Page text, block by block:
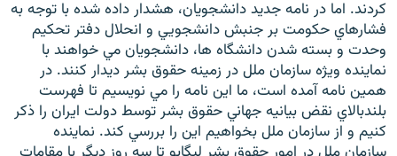
کردند. اما در نامه جديد دانشجويان، هشدار داده شده با توجه به
فشارهاي حکومت بر جنبش دانشجويي و انحلال دفتر تحکيم
وحدت و بسته شدن دانشگاه ها، دانشجويان مي خواهند با
نماينده ويژه سازمان ملل در زمينه حقوق بشر ديدار کنند. در
همين نامه آمده است، ما اين نامه را مي نويسيم تا فهرست
بلندبالاي نقض بيانيه جهاني حقوق بشر توسط دولت ايران را ذکر
کنيم و از سازمان ملل بخواهيم اين را بررسي کند. نماينده